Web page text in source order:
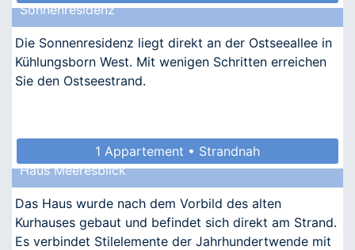
Sonnenresidenz
Die Sonnenresidenz liegt direkt an der Ostseeallee in
Kühlungsborn West. Mit wenigen Schritten erreichen
Sie den Ostseestrand.
1 Appartement • Strandnah
Haus Meeresblick
Das Haus wurde nach dem Vorbild des alten
Kurhauses gebaut und befindet sich direkt am Strand.
Es verbindet Stilelemente der Jahrhundertwende mit